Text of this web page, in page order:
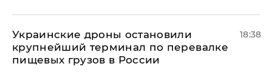
Украинские дроны остановили
крупнейший терминал по перевалке
пищевых грузов в России
18:38